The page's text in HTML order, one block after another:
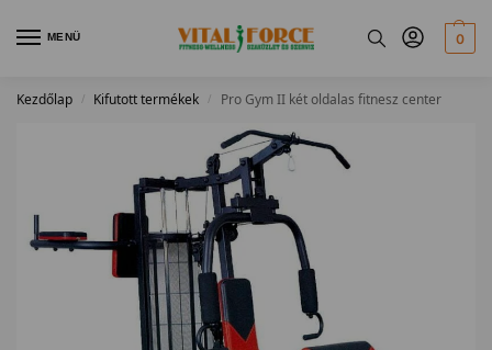
MENÜ 0
Kezdőlap / Kifutott termékek / Pro Gym II két oldalas fitnesz center